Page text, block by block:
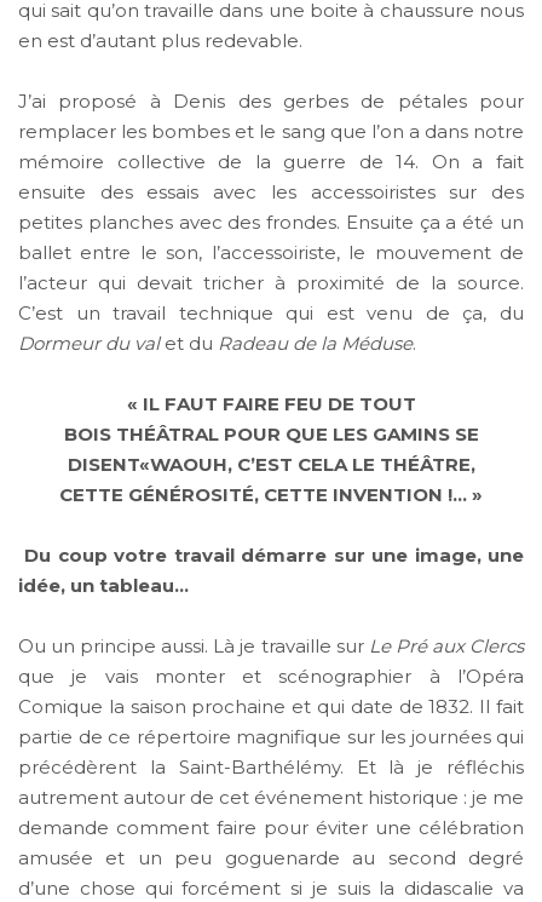
qui sait qu’on travaille dans une boite à chaussure nous
en est d’autant plus redevable.
J’ai proposé à Denis des gerbes de pétales pour
remplacer les bombes et le sang que l’on a dans notre
mémoire collective de la guerre de 14. On a fait
ensuite des essais avec les accessoiristes sur des
petites planches avec des frondes. Ensuite ça a été un
ballet entre le son, l’accessoiriste, le mouvement de
l’acteur qui devait tricher à proximité de la source.
C’est un travail technique qui est venu de ça, du
Dormeur du valet du Radeau de la Méduse.
« IL FAUT FAIRE FEU DE TOUT
BOIS THÉÂTRAL POUR QUE LES GAMINS SE
DISENT«WAOUH, C’EST CELA LE THÉÂTRE,
CETTE GÉNÉROSITÉ, CETTE INVENTION !… »
Du coup votre travail démarre sur une image, une
idée, un tableau…
Ou un principe aussi. Là je travaille sur Le Pré aux Clercs
que je vais monter et scénographier à l’Opéra
Comique la saison prochaine et qui date de 1832. Il fait
partie de ce répertoire magnifique sur les journées qui
précédèrent la Saint-Barthélémy. Et là je réfléchis
autrement autour de cet événement historique : je me
demande comment faire pour éviter une célébration
amusée et un peu goguenarde au second degré
d’une chose qui forcément si je suis la didascalie va